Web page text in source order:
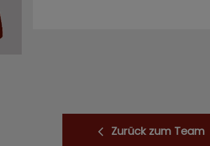
Zurück zum Team